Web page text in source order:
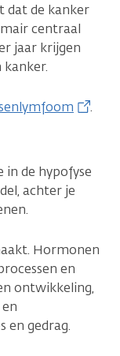
dat de kanker
centraal
jaar krijgen
kanker.
.
in de hypofyse
achter je
Hormonen
en
ontwikkeling,
en gedrag.